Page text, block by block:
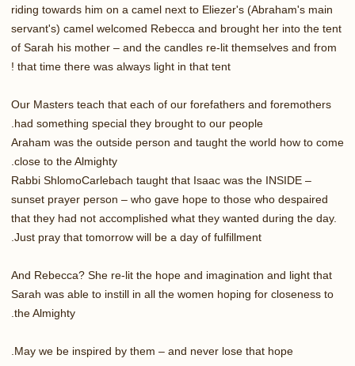
riding towards him on a camel next to Eliezer's (Abraham's main
servant's) camel welcomed Rebecca and brought her into the tent
of Sarah his mother – and the candles re-lit themselves and from
that time there was always light in that tent !
Our Masters teach that each of our forefathers and foremothers
had something special they brought to our people.
Araham was the outside person and taught the world how to come
close to the Almighty.
Rabbi ShlomoCarlebach taught that Isaac was the INSIDE –
sunset prayer person – who gave hope to those who despaired
that they had not accomplished what they wanted during the day.
Just pray that tomorrow will be a day of fulfillment.
And Rebecca? She re-lit the hope and imagination and light that
Sarah was able to instill in all the women hoping for closeness to
the Almighty.
May we be inspired by them – and never lose that hope.